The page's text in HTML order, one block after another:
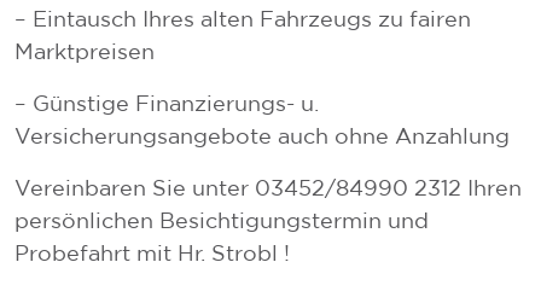
– Eintausch Ihres alten Fahrzeugs zu fairen
Marktpreisen
– Günstige Finanzierungs- u.
Versicherungsangebote auch ohne Anzahlung
Vereinbaren Sie unter 03452/84990 2312 Ihren
persönlichen Besichtigungstermin und
Probefahrt mit Hr. Strobl !